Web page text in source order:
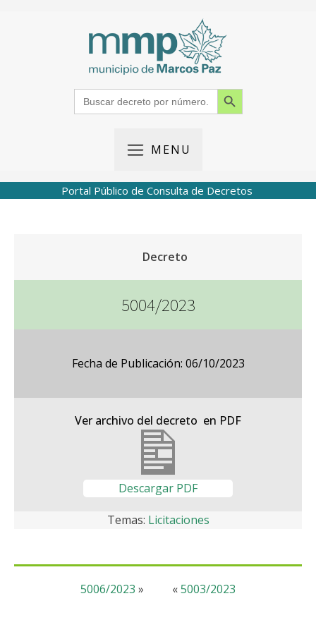
Search
for:
Search Button
MENU
Portal Público de Consulta de Decretos
Decreto
5004/2023
Fecha de Publicación: 06/10/2023
Ver archivo del decreto en PDF
Descargar PDF
Temas: Licitaciones
«5003/2023
5006/2023 »